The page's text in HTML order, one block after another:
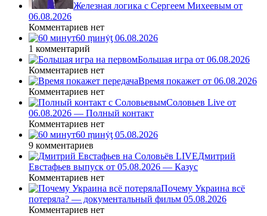
Железная логика с Сергеем Михеевым от
06.08.2026
Комментариев нет
60 ṃинẏƫ 06.08.2026
1 комментарий
Большая игра от 06.08.2026
Комментариев нет
Время покажет от 06.08.2026
Комментариев нет
Соловьев Live от
06.08.2026 — Полный контакт
Комментариев нет
60 ṃинẏƫ 05.08.2026
9 комментариев
Дмитрий
Евстафьев выпуск от 05.08.2026 — Казус
Комментариев нет
Почему Украина всё
потеряла? — документальный фильм 05.08.2026
Комментариев нет